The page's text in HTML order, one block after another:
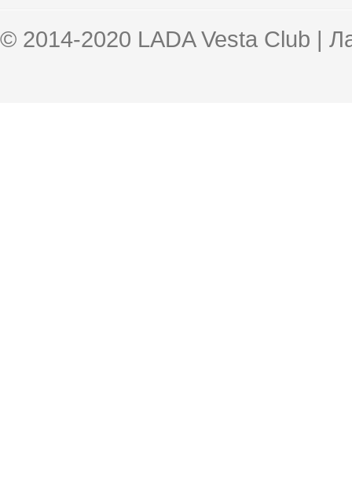
© 2014-2020 LADA Vesta Club |